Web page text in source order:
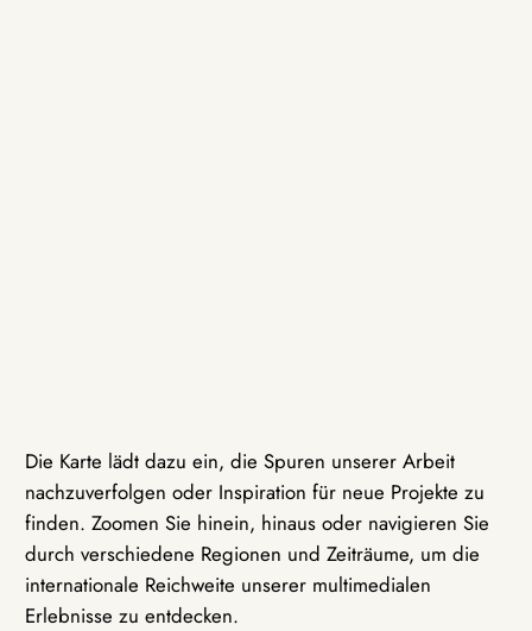
Die Karte lädt dazu ein, die Spuren unserer Arbeit
nachzuverfolgen oder Inspiration für neue Projekte zu
finden. Zoomen Sie hinein, hinaus oder navigieren Sie
durch verschiedene Regionen und Zeiträume, um die
internationale Reichweite unserer multimedialen
Erlebnisse zu entdecken.